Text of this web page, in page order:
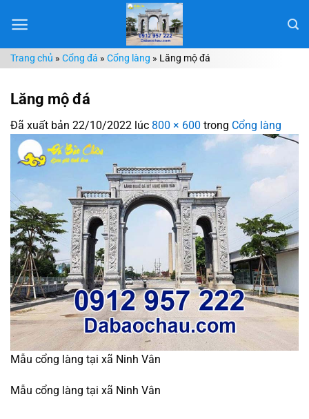
đến
dungTrang chủ » Cổng đá » Cổng làng » Lăng mộ đá
Lăng mộ đá
Đã xuất bản 22/10/2022 lúc 800 × 600 trong Cổng làng
Mẫu cổng làng tại xã Ninh Vân
Mẫu cổng làng tại xã Ninh Vân